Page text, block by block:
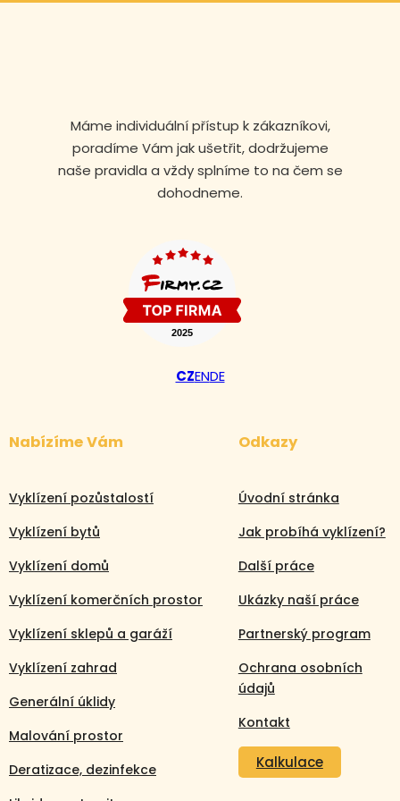
Máme individuální přístup k zákazníkovi,
poradíme Vám jak ušetřit, dodržujeme
naše pravidla a vždy splníme to na čem se
dohodneme.
CZENDE
Nabízíme Vám
Vyklízení pozůstalostí
Vyklízení bytů
Vyklízení domů
Vyklízení komerčních prostor
Vyklízení sklepů a garáží
Vyklízení zahrad
Generální úklidy
Malování prostor
Deratizace, dezinfekce
Odkazy
Úvodní stránka
Jak probíhá vyklízení?
Další práce
Ukázky naší práce
Partnerský program
Ochrana osobních
údajů
Kontakt
Kalkulace